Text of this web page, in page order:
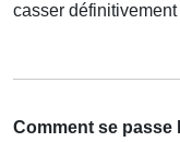
casser
Comment se passe